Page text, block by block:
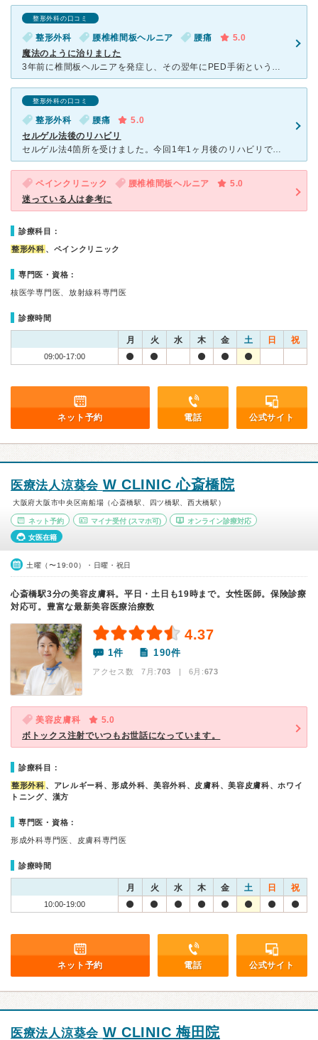
整形外科の口コミ
整形外科 腰椎椎間板ヘルニア 腰痛
5.0
魔法のように治りました
3年前に椎間板ヘルニアを発症し、その翌年にPED手術という最先端の外科手術を受けました。脊髄損傷の危険があるということで、全身麻酔ではなく局所麻酔でした。手術中はこの世のものとは思えないくらいの強烈な
整形外科の口コミ
整形外科 腰痛
5.0
セルゲル法後のリハビリ
セルゲル法4箇所を受けました。今回1年1ヶ月後のリハビリです。 セルゲル法の手術をして約半年、調子が良くて運動に精を出しました。やり過ぎですね。ヘルニアに似た痛みが出て1ヶ月近く休みました。そこで戻
ペインクリニック 腰椎椎間板ヘルニア
5.0
迷っている人は参考に
診療科目：
整形外科 、ペインクリニック
専門医・資格：
核医学専門医、放射線科専門医
診療時間
月 火 水 木 金 土 日 祝
09:00-17:00
ネット予約 電話 公式サイト
医療法人涼葵会 W CLINIC 心斎橋院
大阪府大阪市中央区南船場（心斎橋駅、四ツ橋駅、西大橋駅）
ネット予約 マイナ受付(スマホ可) オンライン診療対応
女医在籍
土曜（〜19:00）・日曜・祝日
心斎橋駅3分の美容皮膚科。平日・土日も19時まで。女性医師。保険診療
対応可。豊富な最新美容医療治療数
4.37
1件 190件
アクセス数 7月:703 | 6月:673
美容皮膚科
5.0
ボトックス注射でいつもお世話になっています。
診療科目：
整形外科 、アレルギー科、形成外科、美容外科、皮膚科、美容皮膚科、ホワイ
トニング、漢方
専門医・資格：
形成外科専門医、皮膚科専門医
診療時間
月 火 水 木 金 土 日 祝
10:00-19:00
ネット予約 電話 公式サイト
医療法人涼葵会 W CLINIC 梅田院